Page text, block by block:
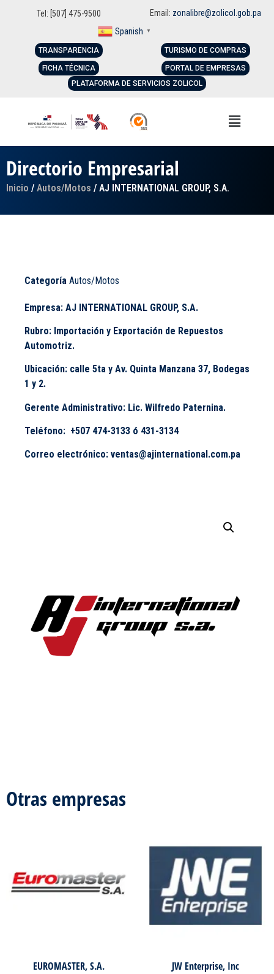
Tel: [507] 475-9500 Email: zonalibre@zolicol.gob.pa
Spanish ▼
TRANSPARENCIA
FICHA TÉCNICA
TURISMO DE COMPRAS
PORTAL DE EMPRESAS
PLATAFORMA DE SERVICIOS ZOLICOL
Directorio Empresarial
Inicio / Autos/Motos / AJ INTERNATIONAL GROUP, S.A.
Categoría Autos/Motos
Empresa: AJ INTERNATIONAL GROUP, S.A.
Rubro: Importación y Exportación de Repuestos
Automotriz.
Ubicación: calle 5ta y Av. Quinta Manzana 37, Bodegas
1 y 2.
Gerente Administrativo: Lic. Wilfredo Paternina.
Teléfono: +507 474-3133 ó 431-3134
Correo electrónico: ventas@ajinternational.com.pa
Otras empresas
EUROMASTER, S.A. JW Enterprise, Inc